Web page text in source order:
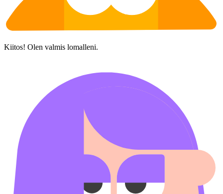
Kiitos! Olen valmis lomalleni.